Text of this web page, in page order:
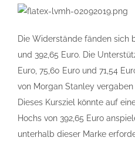
Die Widerstände fänden sich
und 392,65 Euro. Die
Euro, 75,60 Euro und 71,54
von Morgan Stanley
Dieses Kursziel könnte auf
Hochs von 392,65 Euro
unterhalb dieser Marke